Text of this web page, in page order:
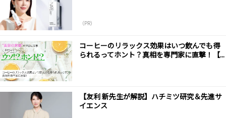
（PR）
コーヒーのリラックス効果はいつ飲んでも得
られるってホント？真相を専門家に直撃！【...
【友利 新先生が解説】ハチミツ研究＆先進サ
イエンス